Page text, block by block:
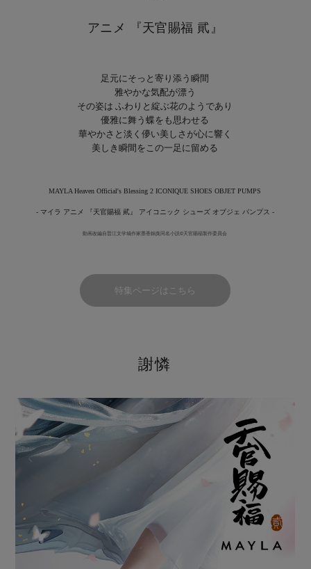
アニメ 『天官賜福 貮』
足元にそっと寄り添う瞬間
雅やかな気配が漂う
その姿は ふわりと綻ぶ花のようであり
優雅に舞う蝶をも思わせる
華やかさと淡く儚い美しさが心に響く
美しき瞬間をこの一足に留める
MAYLA Heaven Official's Blessing 2 ICONIQUE SHOES OBJET PUMPS
- マイラ アニメ 『天官賜福 貮』 アイコニック シューズ オブジェ パンプス -
動画改編自晋江文学城作家墨香銅臭同名小説©天官賜福製作委員会
特集ページはこちら
謝憐